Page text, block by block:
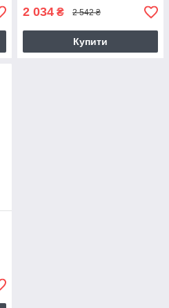
2 034 ₴ 2 542 ₴
Купити